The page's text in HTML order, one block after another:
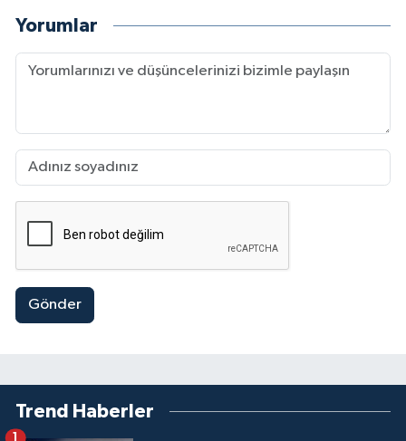
Yorumlar
Gönder
Trend Haberler
1